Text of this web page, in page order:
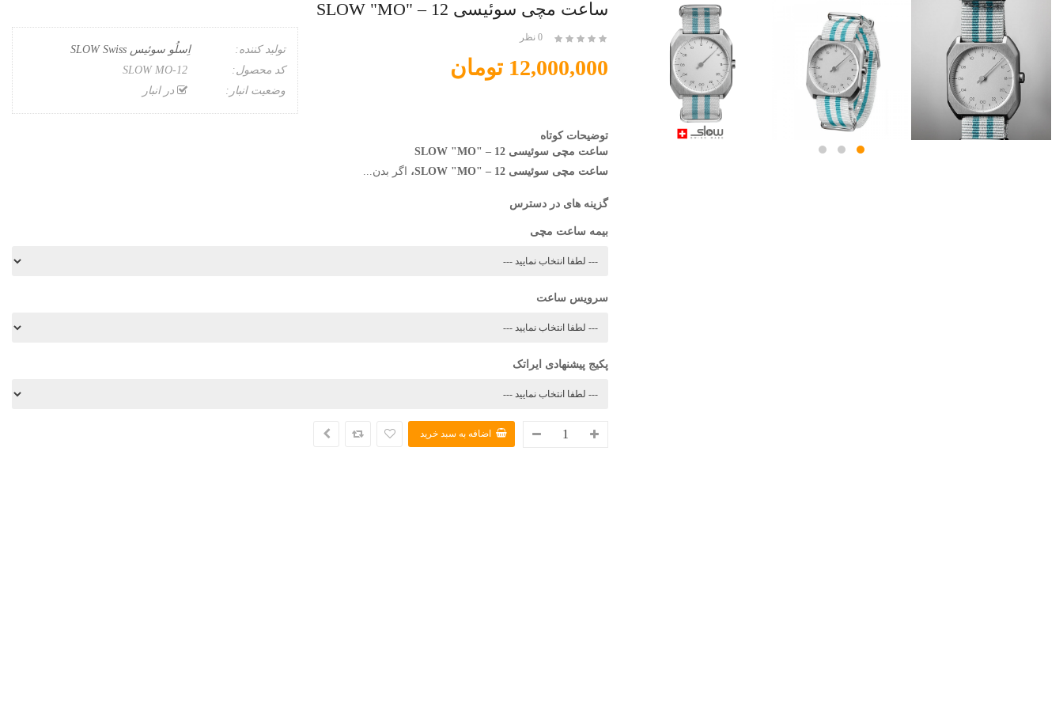
ساعت مچی سوئیسی SLOW "MO" – 12
0 نظر
12,000,000 تومان
تولید کننده:
اِسلُو سوئیس SLOW Swiss
کد محصول:
وضعیت انبار:
در انبار
توضیحات کوتاه
ساعت مچی سوئیسی SLOW "MO" – 12
ساعت مچی سوئیسی SLOW "MO" – 12
، اگر بدن...
گزینه های در دسترس
بیمه ساعت مچی
سرویس ساعت
پکیج پیشنهادی ایراتک